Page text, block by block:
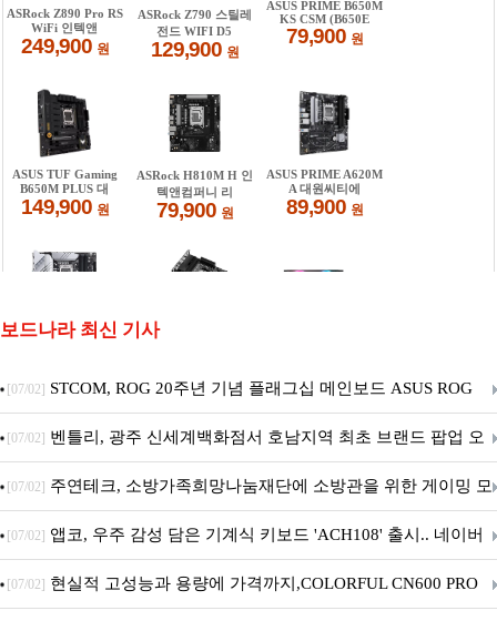
보드나라 최신 기사
[07/02] STCOM, ROG 20주년 기념 플래그십 메인보드 ASUS ROG
Crosshair X870E EDITION 20 국내 출시 예정
[07/02] 벤틀리, 광주 신세계백화점서 호남지역 최초 브랜드 팝업 오
픈
[07/02] 주연테크, 소방가족희망나눔재단에 소방관을 위한 게이밍 모
니터·스마트 펫 침대 기부
[07/02] 앱코, 우주 감성 담은 기계식 키보드 'ACH108' 출시.. 네이버
브랜드데이 기획전 진행
[07/02] 현실적 고성능과 용량에 가격까지,COLORFUL CN600 PRO